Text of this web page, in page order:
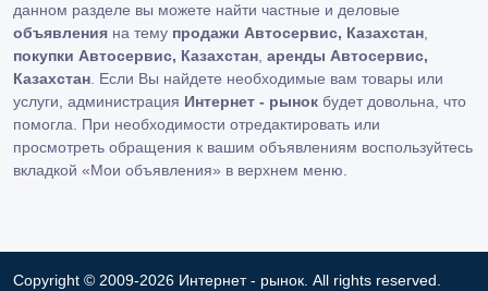
данном разделе вы можете найти частные и деловые
объявления на тему продажи Автосервис, Казахстан,
покупки Автосервис, Казахстан, аренды Автосервис,
Казахстан. Если Вы найдете необходимые вам товары или
услуги, администрация Интернет - рынок будет довольна, что
помогла. При необходимости отредактировать или
просмотреть обращения к вашим объявлениям воспользуйтесь
вкладкой «Мои объявления» в верхнем меню.
Copyright © 2009-2026 Интернет - рынок. All rights reserved.